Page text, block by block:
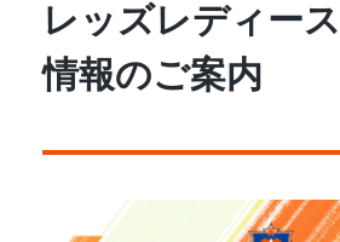
レッズレディー
情報のご案内